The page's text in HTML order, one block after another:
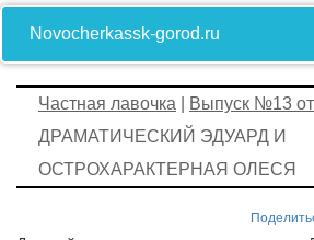
Novocherkassk-gorod.ru
Частная лавочка Выпуск №13
ДРАМАТИЧЕСКИЙ ЭДУАРД И
ОСТРОХАРАКТЕРНАЯ ОЛЕСЯ